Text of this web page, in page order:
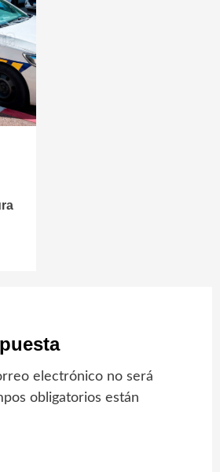
electrónico no será
obligatorios están